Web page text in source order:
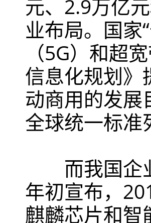
元、2.9万亿
业布局。国家
（5G）和超
信息化规划》
动商用的发展
全球统一标准
而我国企业
年初宣布，
麒麟芯片和智